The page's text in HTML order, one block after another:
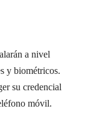
a nivel
y biométricos.
su credencial
móvil.